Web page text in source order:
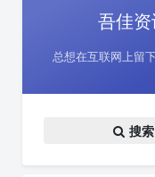
吾佳
总想在互联网上留
搜索